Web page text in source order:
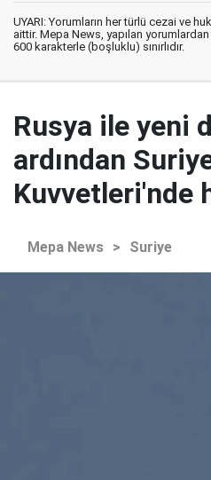
UYARI: Yorumların her türlü cezai ve
aittir. Mepa News, yapılan
600 karakterle (boşluklu) sınırlıdır.
Rusya ile yeni
ardından
Kuvvetleri'nde
Mepa News > Suriye